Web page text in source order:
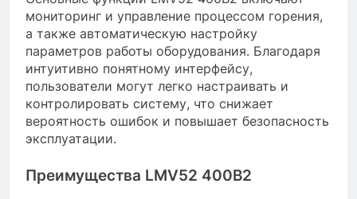
мониторинг и управление процессом горения,
а также автоматическую настройку
параметров работы оборудования. Благодаря
интуитивно понятному интерфейсу,
пользователи могут легко настраивать и
контролировать систему, что снижает
вероятность ошибок и повышает безопасность
эксплуатации.
Преимущества LMV52 400B2